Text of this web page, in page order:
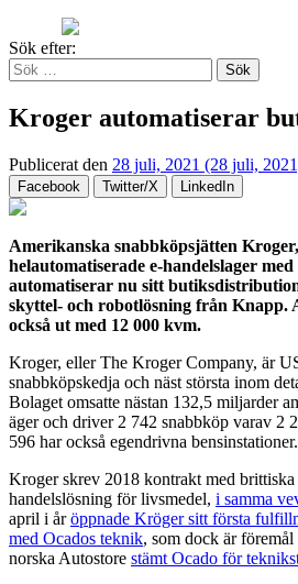
Sök efter:
Kroger automatiserar
Publicerat den 28 juli, 2021 (28 juli,
Facebook Twitter/X LinkedIn
Amerikanska snabbköpsjätten
helautomatiserade e-handelslager
automatiserar nu sitt
skyttel- och robotlösning från Knapp.
också ut med 12 000 kvm.
Kroger, eller The Kroger Company, är
snabbköpskedja och näst största inom
Bolaget omsatte nästan 132,5 miljarder
äger och driver 2 742 snabbköp varav 2
596 har också egendrivna bensinstationer.
Kroger skrev 2018 kontrakt med
handelslösning för livsmedel, i samma
april i åröppnade Kröger sitt första
med Ocados teknik, som dock är
norska Autostore stämt Ocado för